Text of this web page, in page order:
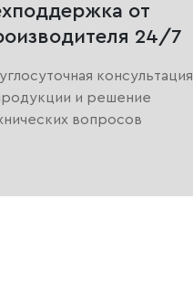
от
24/7
консультация
и решение
вопросов